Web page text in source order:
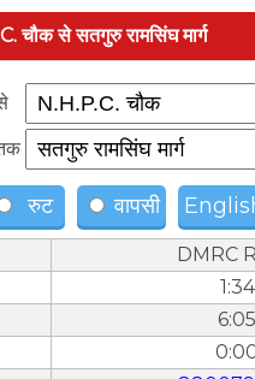
चौक से सतगुरु रामसिंघ मार्ग
रुट वापसी
DMRC
1:34
6:05